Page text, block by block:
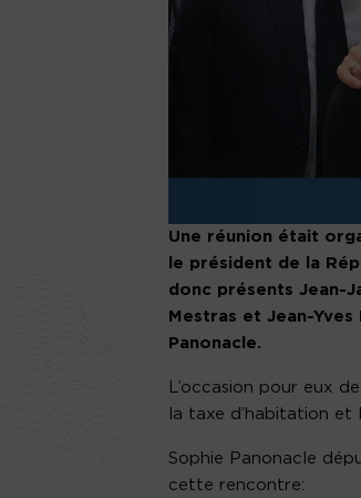
Une réunion était
le président de la
donc présents Jean-
Mestras et Jean-
Panonacle.
L’occasion pour eux
la taxe d’habitation et
Sophie Panonacle
cette rencontre: